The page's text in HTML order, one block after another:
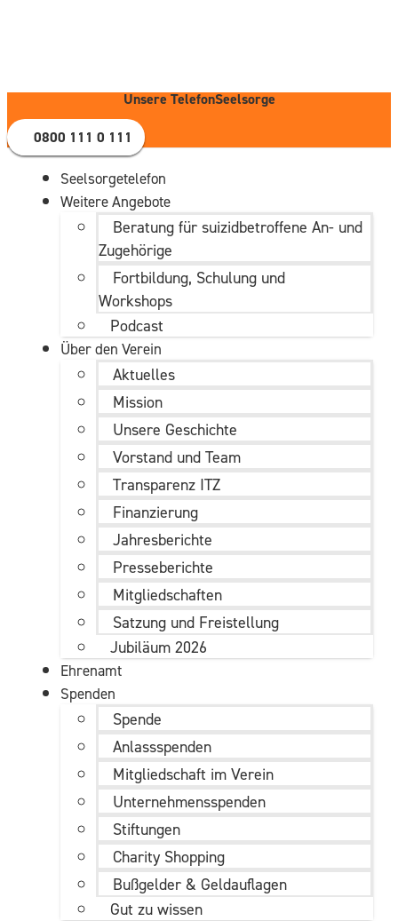
Unsere TelefonSeelsorge
0800 111 0 111
Seelsorgetelefon
Weitere Angebote
Beratung für suizidbetroffene An- und
Zugehörige
Fortbildung, Schulung und
Workshops
Podcast
Über den Verein
Aktuelles
Mission
Unsere Geschichte
Vorstand und Team
Transparenz ITZ
Finanzierung
Jahresberichte
Presseberichte
Mitgliedschaften
Satzung und Freistellung
Jubiläum 2026
Ehrenamt
Spenden
Spende
Anlassspenden
Mitgliedschaft im Verein
Unternehmens­spenden
Stiftungen
Charity Shopping
Bußgelder & Geldauflagen
Gut zu wissen